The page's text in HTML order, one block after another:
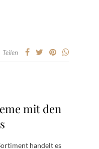
Teilen
mit den
handelt es